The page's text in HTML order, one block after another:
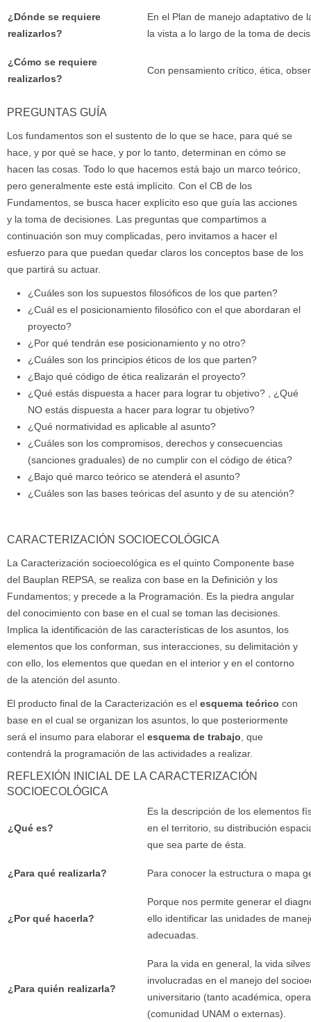
¿Dónde se requiere
realizarlos?
En el Plan de manejo adaptativo de
la vista a lo largo de la toma de
¿Cómo se requiere
realizarlos?
Con pensamiento crítico, ética,
PREGUNTAS GUÍA
Los fundamentos son el sustento de lo que se hace, para qué se
hace, y por qué se hace, y por lo tanto, determinan en cómo se
hacen las cosas. Todo lo que hacemos está bajo un marco teórico,
pero generalmente este está implícito. Con el CB de los
Fundamentos, se busca hacer explícito eso que guía las acciones
y la toma de decisiones. Las preguntas que compartimos a
continuación son muy complicadas, pero invitamos a hacer el
esfuerzo para que puedan quedar claros los conceptos base de los
que partirá su actuar.
¿Cuáles son los supuestos filosóficos de los que parten?
¿Cuál es el posicionamiento filosófico con el que abordaran el
proyecto?
¿Por qué tendrán ese posicionamiento y no otro?
¿Cuáles son los principios éticos de los que parten?
¿Bajo qué código de ética realizarán el proyecto?
¿Qué estás dispuesta a hacer para lograr tu objetivo? , ¿Qué
NO estás dispuesta a hacer para lograr tu objetivo?
¿Qué normatividad es aplicable al asunto?
¿Cuáles son los compromisos, derechos y consecuencias
(sanciones graduales) de no cumplir con el código de ética?
¿Bajo qué marco teórico se atenderá el asunto?
¿Cuáles son las bases teóricas del asunto y de su atención?
CARACTERIZACIÓN SOCIOECOLÓGICA
La Caracterización socioecológica es el quinto Componente base
del Bauplan REPSA, se realiza con base en la Definición y los
Fundamentos; y precede a la Programación. Es la piedra angular
del conocimiento con base en el cual se toman las decisiones.
Implica la identificación de las características de los asuntos, los
elementos que los conforman, sus interacciones, su delimitación y
con ello, los elementos que quedan en el interior y en el contorno
de la atención del asunto.
El producto final de la Caracterización es el esquema teórico con
base en el cual se organizan los asuntos, lo que posteriormente
será el insumo para elaborar el esquema de trabajo , que
contendrá la programación de las actividades a realizar.
REFLEXIÓN INICIAL DE LA CARACTERIZACIÓN
SOCIOECOLÓGICA
¿Qué es?
Es la descripción de los elementos
en el territorio, su distribución
que sea parte de ésta.
¿Para qué realizarla? Para conocer la estructura o mapa
¿Por qué hacerla?
Porque nos permite generar el
ello identificar las unidades de
adecuadas.
¿Para quién realizarla?
Para la vida en general, la vida
involucradas en el manejo del
universitario (tanto académica,
(comunidad UNAM o externas).